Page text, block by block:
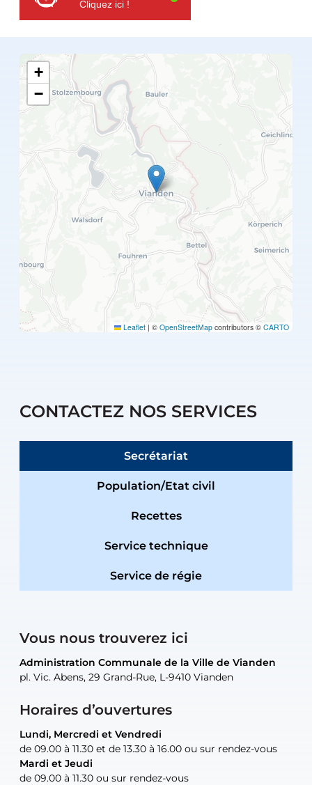
Cliquez ici !
+
−
Leaflet | © OpenStreetMap contributors © CARTO
CONTACTEZ NOS SERVICES
Secrétariat
Population/Etat civil
Recettes
Service technique
Service de régie
Vous nous trouverez ici
Administration Communale de la Ville de Vianden
pl. Vic. Abens, 29 Grand-Rue, L-9410 Vianden
Horaires d’ouvertures
Lundi, Mercredi et Vendredi
de 09.00 à 11.30 et de 13.30 à 16.00 ou sur rendez-vous
Mardi et Jeudi
de 09.00 à 11.30 ou sur rendez-vous
Administration Communale de la Ville de Vianden
pl. Vic. Abens, 29 Grand-Rue, L-9410 Vianden
Lundi, Mercredi et Vendredi
de 09.00 à 11.30 et de 13.30 à 16.00 ou sur rendez-vous
Mardi et Jeudi
de 09.00 à 11.30 ou sur rendez-vous
Administration Communale de la Ville de Vianden
pl. Vic. Abens, 29 Grand-Rue, L-9410 Vianden
uniquement sur rendez-vous
Administration Communale de la Ville de Vianden
pl. Vic. Abens, 29 Grand-Rue, L-9410 Vianden
uniquement sur rendez-vous
Atelier Communal de la Ville de Vianden
30, rue Neugarten, L-9422 Vianden
uniquement sur rendez-vous